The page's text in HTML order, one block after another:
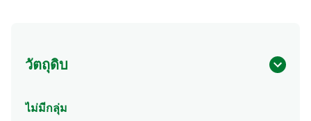
วัตถุดิบ
ไม่มีกลุ่ม